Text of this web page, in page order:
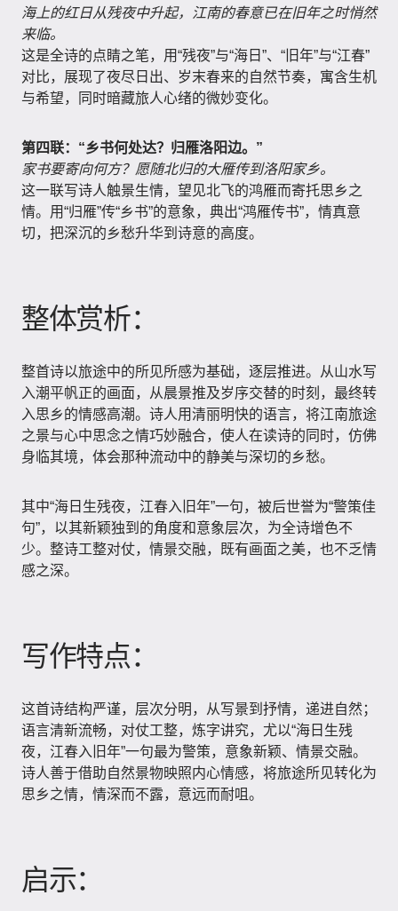
海上的红日从残夜中升起，江南的春意已在旧年之时悄然
来临。
这是全诗的点睛之笔，用“残夜”与“海日”、“旧年”与“江春”
对比，展现了夜尽日出、岁末春来的自然节奏，寓含生机
与希望，同时暗藏旅人心绪的微妙变化。
第四联：“乡书何处达？归雁洛阳边。”
家书要寄向何方？愿随北归的大雁传到洛阳家乡。
这一联写诗人触景生情，望见北飞的鸿雁而寄托思乡之
情。用“归雁”传“乡书”的意象，典出“鸿雁传书”，情真意
切，把深沉的乡愁升华到诗意的高度。
整体赏析：
整首诗以旅途中的所见所感为基础，逐层推进。从山水写
入潮平帆正的画面，从晨景推及岁序交替的时刻，最终转
入思乡的情感高潮。诗人用清丽明快的语言，将江南旅途
之景与心中思念之情巧妙融合，使人在读诗的同时，仿佛
身临其境，体会那种流动中的静美与深切的乡愁。
其中“海日生残夜，江春入旧年”一句，被后世誉为“警策佳
句”，以其新颖独到的角度和意象层次，为全诗增色不
少。整诗工整对仗，情景交融，既有画面之美，也不乏情
感之深。
写作特点：
这首诗结构严谨，层次分明，从写景到抒情，递进自然；
语言清新流畅，对仗工整，炼字讲究，尤以“海日生残
夜，江春入旧年”一句最为警策，意象新颖、情景交融。
诗人善于借助自然景物映照内心情感，将旅途所见转化为
思乡之情，情深而不露，意远而耐咀。
启示：